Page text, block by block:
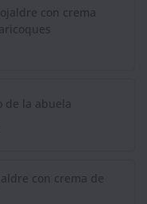
con crema
de la abuela
con crema de